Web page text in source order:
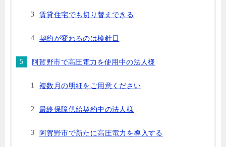
賃貸住宅でも切り替えできる
契約が変わるのは検針日
阿賀野市で高圧電力を使用中の法人様
複数月の明細をご用意ください
最終保障供給契約中の法人様
阿賀野市で新たに高圧電力を導入する